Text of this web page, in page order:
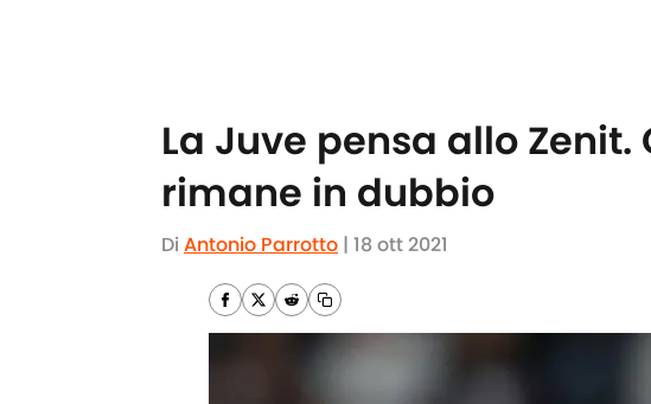
La Juve pensa allo
rimane in dubbio
Di Antonio Parrotto | 18 ott 2021